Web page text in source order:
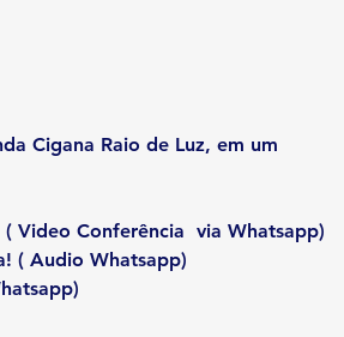
Cigana Raio de Luz, em um
( Video Conferência  via Whatsapp)
( Audio Whatsapp)